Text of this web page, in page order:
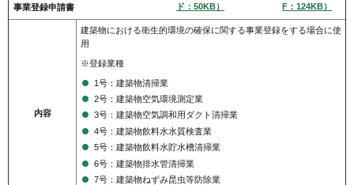
事業登録申請書
ド：50KB） F：124KB）
内容
建築物における衛生的環境の確保に関する事業登録をする場合に使
用
※登録業種
1号：建築物清掃業
2号：建築物空気環境測定業
3号：建築物空気調和用ダクト清掃業
4号：建築物飲料水水質検査業
5号：建築物飲料水貯水槽清掃業
6号：建築物排水管清掃業
7号：建築物ねずみ昆虫等防除業